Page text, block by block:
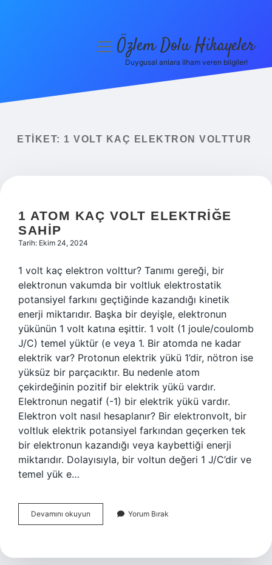
Yasal Uyarı
menüyüÖzlem Dolu Hikayeler
Duygusal anlara ilham veren bilgiler!
ETIKET: 1 VOLT KAÇ ELEKTRON VOLTTUR
1 ATOM KAÇ VOLT ELEKTRIĞE
SAHIP
Tarih: Ekim 24, 2024
1 volt kaç elektron volttur? Tanımı gereği, bir
elektronun vakumda bir voltluk elektrostatik
potansiyel farkını geçtiğinde kazandığı kinetik
enerji miktarıdır. Başka bir deyişle, elektronun
yükünün 1 volt katına eşittir. 1 volt (1 joule/coulomb
J/C) temel yüktür (e veya 1. Bir atomda ne kadar
elektrik var? Protonun elektrik yükü 1’dir, nötron ise
yüksüz bir parçacıktır. Bu nedenle atom
çekirdeğinin pozitif bir elektrik yükü vardır.
Elektronun negatif (-1) bir elektrik yükü vardır.
Elektron volt nasıl hesaplanır? Bir elektronvolt, bir
voltluk elektrik potansiyel farkından geçerken tek
bir elektronun kazandığı veya kaybettiği enerji
miktarıdır. Dolayısıyla, bir voltun değeri 1 J/C’dir ve
temel yük e…
Devamını okuyun
Atom
Elektriğe
Yorum Bırak